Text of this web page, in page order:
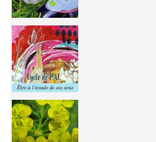
Inhabit your body and understand its
You're